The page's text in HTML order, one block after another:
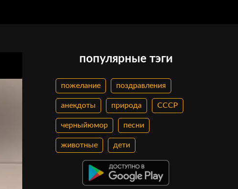
популярные тэги
пожелание поздравления
анекдоты природа СССР
черныйюмор песни
животные дети